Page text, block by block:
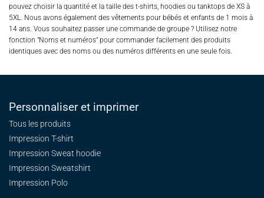
pouvez choisir la quantité et la taille des t-shirts, hoodies ou tanktops de XS à
5XL. Nous avons également des vêtements pour bébés et enfants de 1 mois à
14 ans. Vous souhaitez passer une commande de groupe ? Utilisez notre
fonction "Noms et numéros" pour commander facilement des produits
identiques avec des noms ou des numéros différents en une seule fois.
Personnaliser et imprimer
Tous les produits
Impression T-shirt
Impression Sweat hoodie
Impression Sweatshirt
Impression Polo